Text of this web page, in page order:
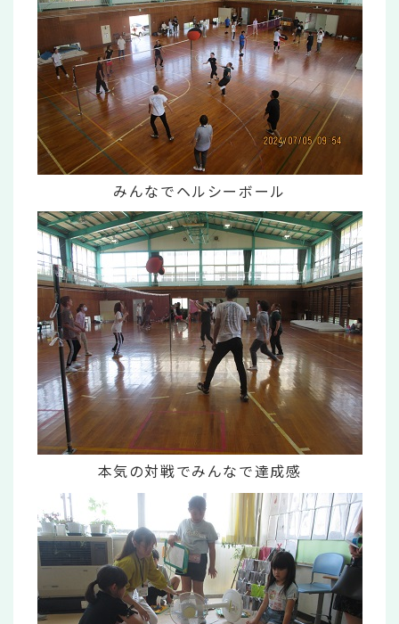
みんなでヘルシーボール
本気の対戦でみんなで達成感